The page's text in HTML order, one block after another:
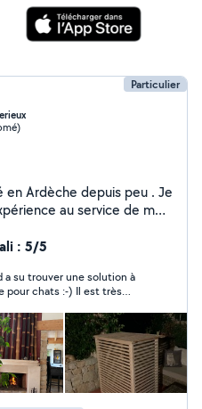
Particulier
en Ardèche depuis peu . Je
au service de mes
interventions sur le site
ma priorité .. Quel
! j'ai la prétention de
. La vie n'est faite
et équilibrée. Si vous
pouvons échanger sur
: 5/5
a su trouver une solution à
pour chats :-) Il est très
faire entière confiance.